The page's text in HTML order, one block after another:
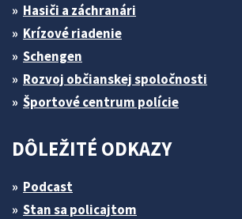
Hasiči a záchranári
Krízové riadenie
Schengen
Rozvoj občianskej spoločnosti
Športové centrum polície
DÔLEŽITÉ ODKAZY
Podcast
Stan sa policajtom